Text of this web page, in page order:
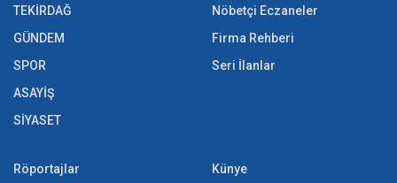
TEKİRDAĞ
GÜNDEM
SPOR
ASAYİŞ
SİYASET
Nöbetçi Eczaneler
Firma Rehberi
Seri İlanlar
Röportajlar
Künye